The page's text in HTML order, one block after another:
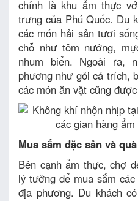
chính là khu ẩm thực
trưng của Phú Quốc. Du
các món hải sản tươi
chỗ như tôm nướng,
nhum biển. Ngoài ra,
phương như gỏi cá trích,
các món ăn vặt cũng
Mua sắm đặc sản và
Bên cạnh ẩm thực, chợ
lý tưởng để mua sắm
địa phương. Du khách